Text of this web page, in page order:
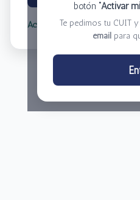
botón “Activar
Te pedimos tu CUIT
email para
Activar mi cuenta
Centro de